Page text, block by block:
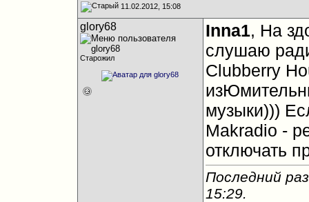
11.02.2012, 15:08
glory68
Старожил
Inna1, На
слушаю
Clubberry
музыки)))
Makradio -
отключать
Последний
15:29.